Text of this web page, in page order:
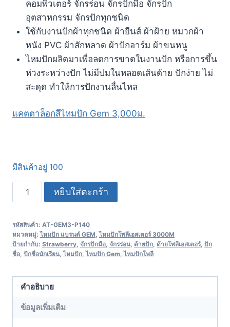
คอมพิวเตอร์ จักรร่อน จักรปักมือ จักรปัก
อุตสาหกรรม จักรปักทุกชนิด
ใช้กับงานปักผ้าทุกชนิด ผ้ายีนส์ ผ้าฝ้าย หมวกผ้า
หนัง PVC ผ้าสักหลาด ผ้าปักอาร์ม ผ้าขนหนู
ไหมปักผลิตมาเพื่อลดการขาดในงานปัก หรือการขึ้น
ห่วงระหว่างปัก ไม่มีปมในหลอดเส้นด้าย ปักง่าย ไม่
สะดุด ทำให้การปักงานลื่นไหล
แคตตาล็อกสีไหมปัก Gem 3,000ม.
มีสินค้าอยู่ 100
หยิบใส่ตะกร้า
รหัสสินค้า: AT-GEM3-P140
หมวดหมู่:ไหมปัก แบรนด์ GEM,ไหมปักโพลีเอสเตอร์ 3000M
ป้ายกำกับ: Strawberry, จักรปักมือ, จักรร่อน, ด้ายปัก, ด้ายโพลีเอสเตอร์, ปัก
ชื่อ, ปักชื่อนักเรียน,ไหมปัก,ไหมปัก Gem,ไหมปักโพลี
คำอธิบาย
ข้อมูลเพิ่มเติม